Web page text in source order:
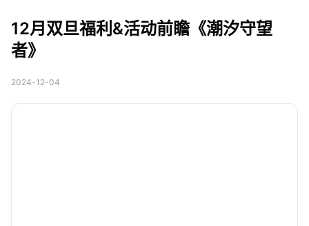
12月双旦福利&活动前瞻《潮汐守望
者》
2024-12-04